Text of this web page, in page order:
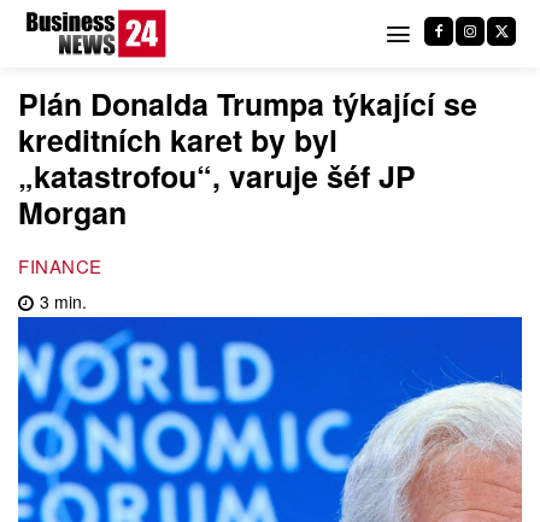
Plán Donalda Trumpa týkající se
kreditních karet by byl
„katastrofou“, varuje šéf JP
Morgan
FINANCE
3 min.